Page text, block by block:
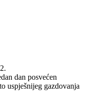
dan posvećen
uspješnijeg gazdovanja